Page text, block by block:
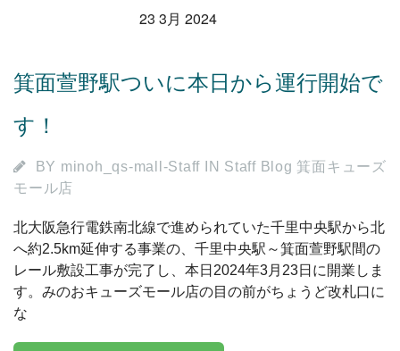
23 3月 2024
箕面萱野駅ついに本日から運行開始で
す！
BY minoh_qs-mall-Staff IN Staff Blog 箕面キューズ
モール店
北大阪急行電鉄南北線で進められていた千里中央駅から北
へ約2.5km延伸する事業の、千里中央駅～箕面萱野駅間の
レール敷設工事が完了し、本日2024年3月23日に開業しま
す。みのおキューズモール店の目の前がちょうど改札口に
な